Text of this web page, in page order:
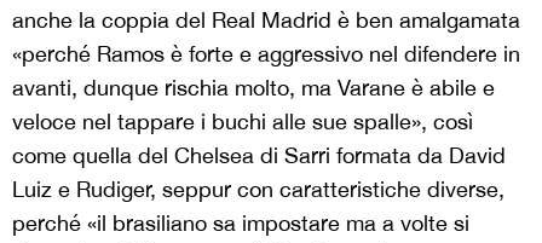
anche la coppia del Real Madrid è ben amalgamata
«perché Ramos è forte e aggressivo nel difendere in
avanti, dunque rischia molto, ma Varane è abile e
veloce nel tappare i buchi alle sue spalle», così
come quella del Chelsea di Sarri formata da David
Luiz e Rudiger, seppur con caratteristiche diverse,
perché «il brasiliano sa impostare ma a volte si